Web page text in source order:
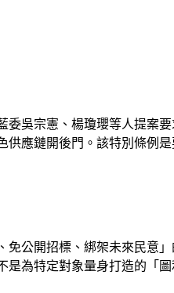
吳宗憲、楊瓊瓔等人提案
應鏈開後門。該特別條例
公開招標、綁架未來民意
為特定對象量身打造的「